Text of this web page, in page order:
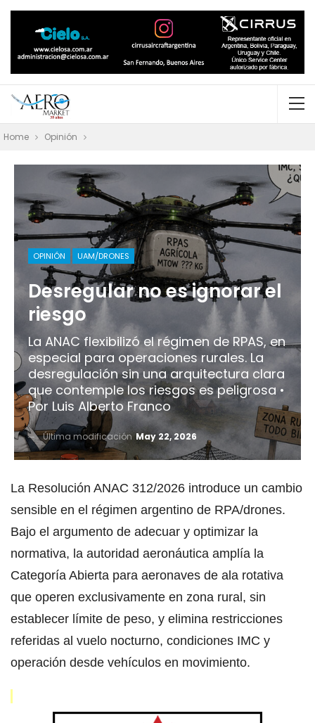
Home Opinión
OPINIÓN UAM/DRONES
Desregular no es ignorar el
riesgo
La ANAC flexibilizó el régimen de RPAS, en
especial para operaciones rurales. La
desregulación sin una arquitectura clara
que contemple los riesgos es peligrosa •
Por Luis Alberto Franco
Última modificación May 22, 2026
La Resolución ANAC 312/2026 introduce un cambio
sensible en el régimen argentino de RPA/drones.
Bajo el argumento de adecuar y optimizar la
normativa, la autoridad aeronáutica amplía la
Categoría Abierta para aeronaves de ala rotativa
que operen exclusivamente en zona rural, sin
establecer límite de peso, y elimina restricciones
referidas al vuelo nocturno, condiciones IMC y
operación desde vehículos en movimiento.